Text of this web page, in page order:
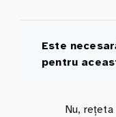
Este
pentru
Nu,